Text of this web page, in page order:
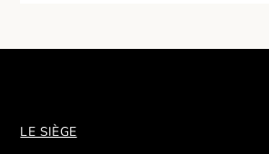
LE SIÈGE